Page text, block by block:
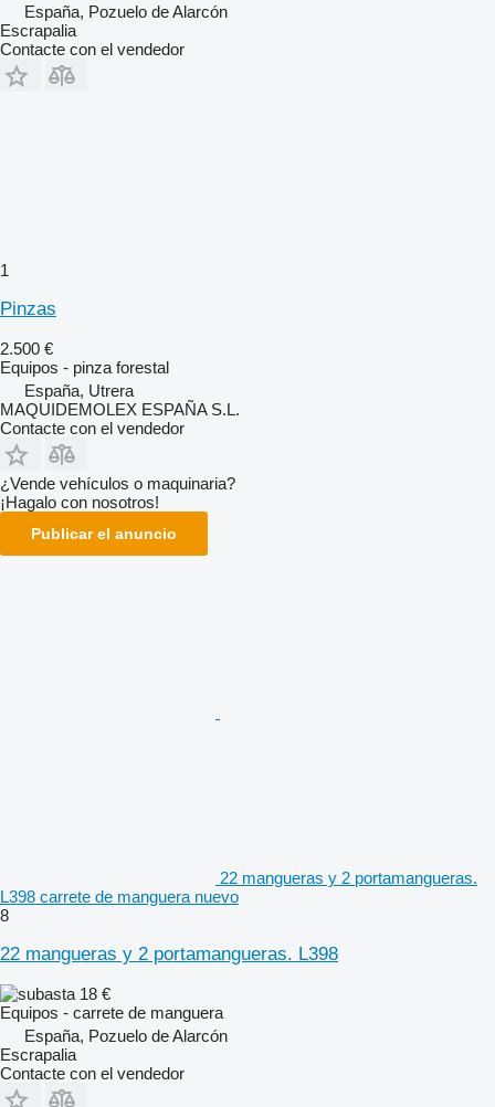
España, Pozuelo de Alarcón
Escrapalia
Contacte con el vendedor
1
Pinzas
2.500 €
Equipos - pinza forestal
España, Utrera
MAQUIDEMOLEX ESPAÑA S.L.
Contacte con el vendedor
¿Vende vehículos o maquinaria?
¡Hagalo con nosotros!
Publicar el anuncio
22 mangueras y 2 portamangueras.
L398 carrete de manguera nuevo
8
22 mangueras y 2 portamangueras. L398
18 €
Equipos - carrete de manguera
España, Pozuelo de Alarcón
Escrapalia
Contacte con el vendedor